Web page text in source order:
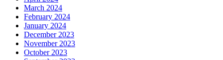
March 2024
February 2024
January 2024
December 2023
November 2023
October 2023